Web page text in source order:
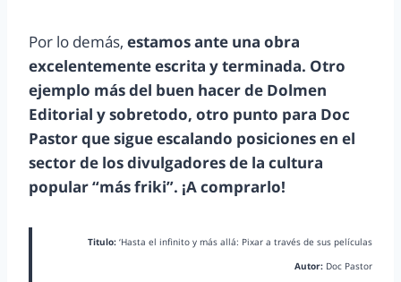
Por lo demás, estamos ante una obra
excelentemente escrita y terminada. Otro
ejemplo más del buen hacer de Dolmen
Editorial y sobretodo, otro punto para Doc
Pastor que sigue escalando posiciones en el
sector de los divulgadores de la cultura
popular “más friki”. ¡A comprarlo!
Titulo: ‘Hasta el infinito y más allá: Pixar a través de sus películas
Autor: Doc Pastor